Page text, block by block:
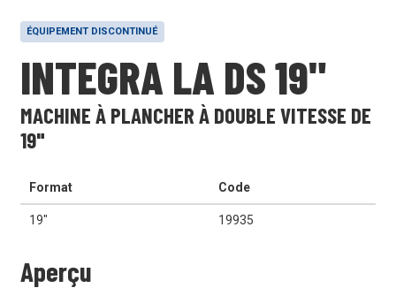
ÉQUIPEMENT DISCONTINUÉ
INTEGRA LA DS 19"
MACHINE À PLANCHER À DOUBLE VITESSE DE
19"
Format Code
19" 19935
Aperçu